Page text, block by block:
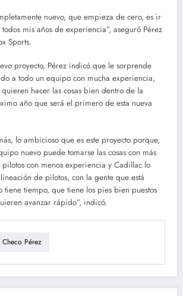
nuevo, que empieza de cero, es ir
mis años de experiencia”, aseguró Pérez
Sports.
proyecto, Pérez indicó que le sorprende
a todo un equipo con mucha experiencia,
hacer las cosas bien dentro de la
año que será el primero de esta nueva
lo ambicioso que es este proyecto porque,
nuevo puede tomarse las cosas con más
con menos experiencia y Cadillac lo
de pilotos, con la gente que está
tiene tiempo, que tiene los pies bien puestos
avanzar rápido”, indicó.
Checo Pérez